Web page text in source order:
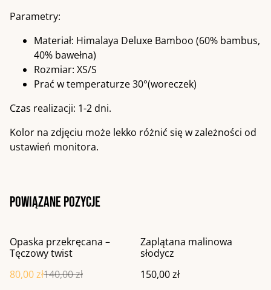
Parametry:
Materiał: Himalaya Deluxe Bamboo (60% bambus,
40% bawełna)
Rozmiar: XS/S
Prać w temperaturze 30°(woreczek)
Czas realizacji: 1-2 dni.
Kolor na zdjęciu może lekko różnić się w zależności od
ustawień monitora.
Powiązane pozycje
%
Opaska przekręcana –
Tęczowy twist
80,00 zł140,00 zł
Zaplątana malinowa
słodycz
150,00 zł